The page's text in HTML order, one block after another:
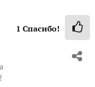
1 Спасибо!